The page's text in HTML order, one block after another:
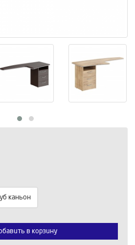
каньон
количество:
в корзину